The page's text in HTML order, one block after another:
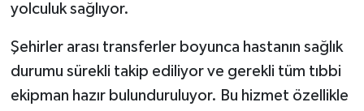
yolculuk sağlıyor.
Şehirler arası transferler boyunca hastanın sağlık
durumu sürekli takip ediliyor ve gerekli tüm tıbbi
ekipman hazır bulunduruluyor. Bu hizmet özellikle